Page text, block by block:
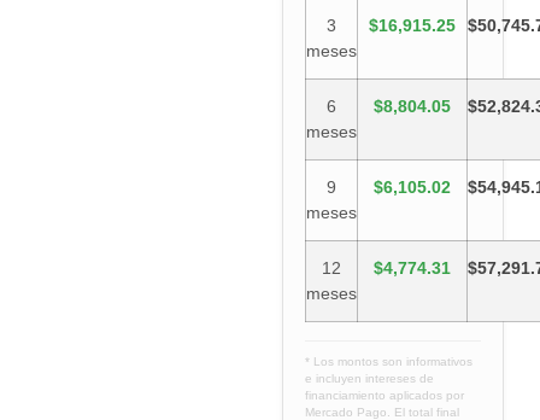
3
meses
$16,915.25
6
meses
$8,804.05
9
meses
$6,105.02
12
meses
$4,774.31
* Los montos son informativos
e incluyen intereses de
financiamiento aplicados por
Mercado Pago. El total final